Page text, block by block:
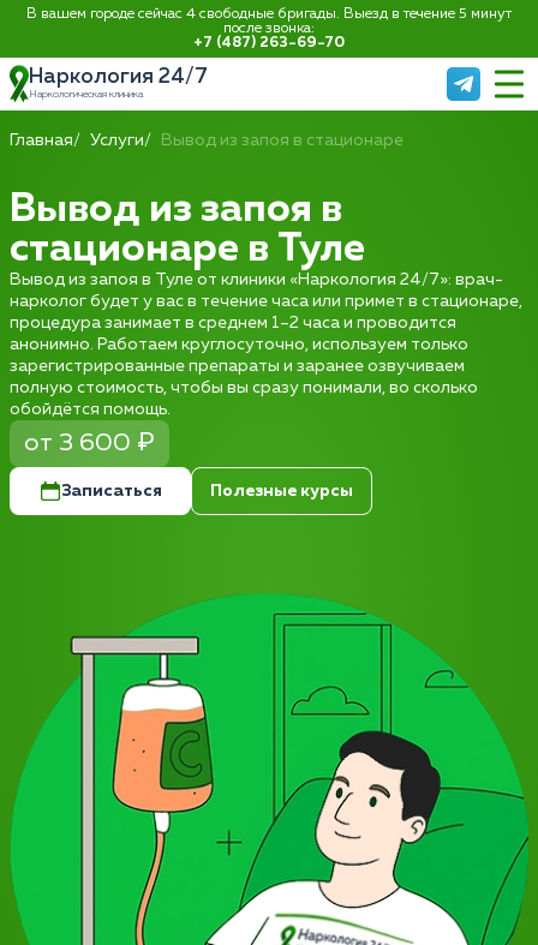
В вашем городе сейчас 4 свободные бригады. Выезд в течение 5 минут
после звонка:
+7 (487) 263-69-70
Наркология 24/7
Наркологическая клиника
Главная Услуги Вывод из запоя в стационаре
Вывод из запоя в
стационаре в Туле
Вывод из запоя в Туле от клиники «Наркология 24/7»: врач-
нарколог будет у вас в течение часа или примет в стационаре,
процедура занимает в среднем 1–2 часа и проводится
анонимно. Работаем круглосуточно, используем только
зарегистрированные препараты и заранее озвучиваем
полную стоимость, чтобы вы сразу понимали, во сколько
обойдётся помощь.
от 3 600 ₽
Записаться Полезные курсы